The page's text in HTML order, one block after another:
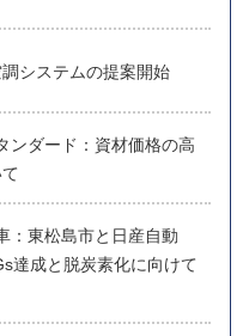
システムの提案開始
ンダード：資材価格の高
：東松島市と日産自動
達成と脱炭素化に向けて